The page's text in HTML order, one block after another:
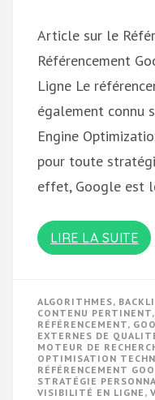
Article sur le
Référencement
Ligne Le
également connu
Engine
pour toute
effet, Google est
LIRE LA SUITE
ALGORITHMES,
CONTENU PERTINENT,
RÉFÉRENCEMENT,
EXTERNES DE
MOTEUR DE
OPTIMISATION
RÉFÉRENCEMENT
STRATÉGIE
VISIBILITÉ EN LIGNE ,